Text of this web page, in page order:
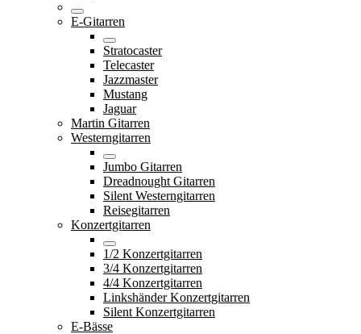
E-Gitarren
Stratocaster
Telecaster
Jazzmaster
Mustang
Jaguar
Martin Gitarren
Westerngitarren
Jumbo Gitarren
Dreadnought Gitarren
Silent Westerngitarren
Reisegitarren
Konzertgitarren
1/2 Konzertgitarren
3/4 Konzertgitarren
4/4 Konzertgitarren
Linkshänder Konzertgitarren
Silent Konzertgitarren
E-Bässe